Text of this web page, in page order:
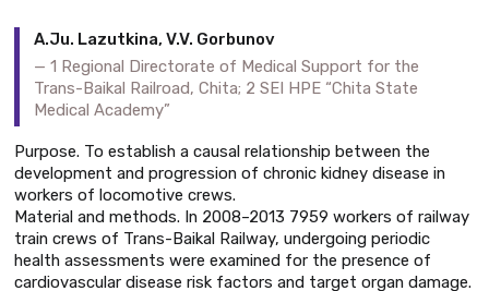
A.Ju. Lazutkina, V.V. Gorbunov
1 Regional Directorate of Medical Support for the
Trans-Baikal Railroad, Chita; 2 SEI HPE “Chita State
Medical Academy”
Purpose. To establish a causal relationship between the
development and progression of chronic kidney disease in
workers of locomotive crews.
Material and methods. In 2008–2013 7959 workers of railway
train crews of Trans-Baikal Railway, undergoing periodic
health assessments were examined for the presence of
cardiovascular disease risk factors and target organ damage.